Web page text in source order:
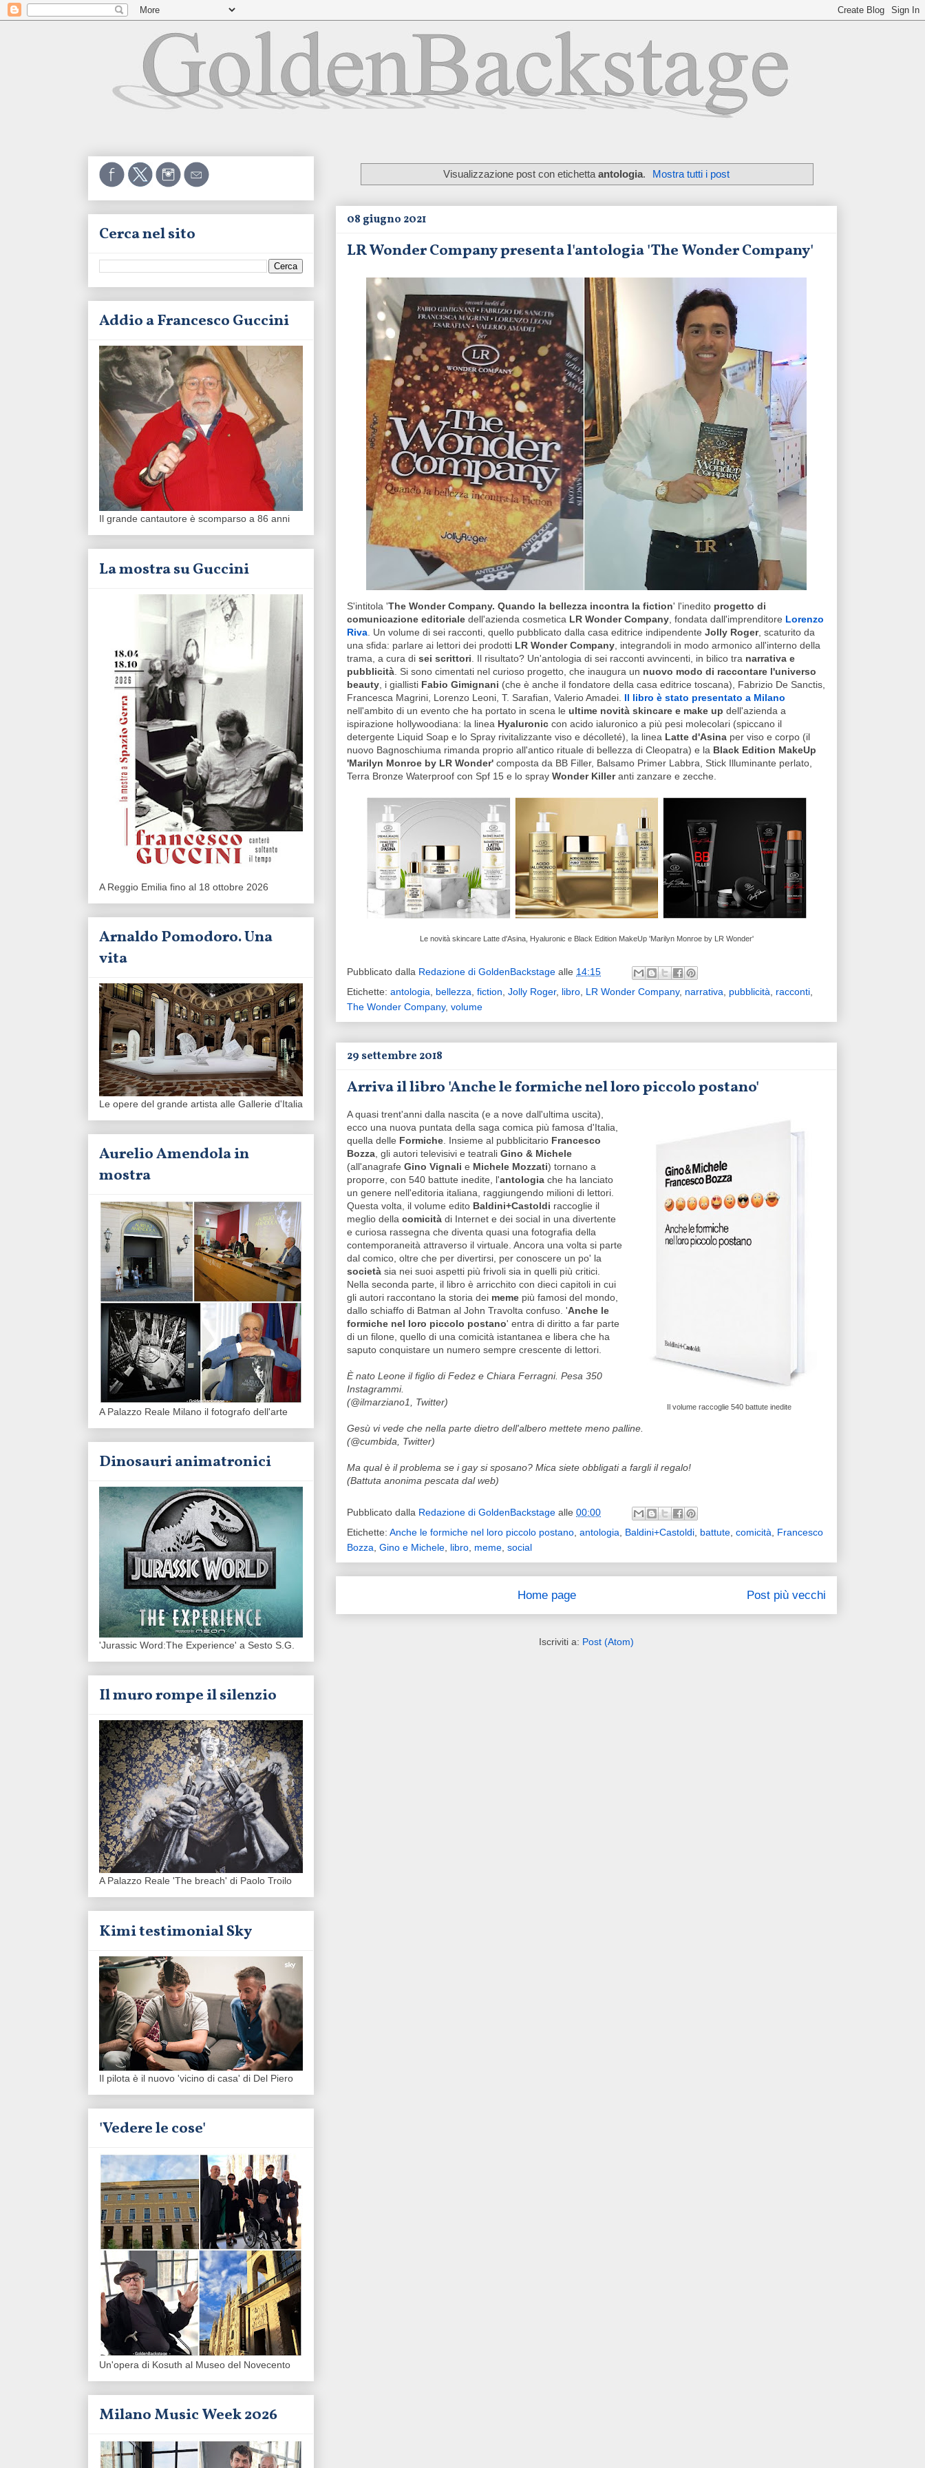
Visualizzazione post con etichetta antologia. Mostra tutti i post
08 giugno 2021
LR Wonder Company presenta l'antologia 'The Wonder Company'
S'intitola 'The Wonder Company. Quando la bellezza incontra la fiction' l'inedito progetto di
comunicazione editoriale dell'azienda cosmetica LR Wonder Company, fondata dall'imprenditore Lorenzo
Riva. Un volume di sei racconti, quello pubblicato dalla casa editrice indipendente Jolly Roger, scaturito da
una sfida: parlare ai lettori dei prodotti LR Wonder Company, integrandoli in modo armonico all'interno della
trama, a cura di sei scrittori. Il risultato? Un'antologia di sei racconti avvincenti, in bilico tra narrativa e
pubblicità. Si sono cimentati nel curioso progetto, che inaugura un nuovo modo di raccontare l'universo
beauty, i giallisti Fabio Gimignani (che è anche il fondatore della casa editrice toscana), Fabrizio De Sanctis,
Francesca Magrini, Lorenzo Leoni, T. Sarafian, Valerio Amadei. Il libro è stato presentato a Milano
nell'ambito di un evento che ha portato in scena le ultime novità skincare e make up dell'azienda a
ispirazione hollywoodiana: la linea Hyaluronic con acido ialuronico a più pesi molecolari (spiccano il
detergente Liquid Soap e lo Spray rivitalizzante viso e décolleté), la linea Latte d'Asina per viso e corpo (il
nuovo Bagnoschiuma rimanda proprio all'antico rituale di bellezza di Cleopatra) e la Black Edition MakeUp
'Marilyn Monroe by LR Wonder' composta da BB Filler, Balsamo Primer Labbra, Stick Illuminante perlato,
Terra Bronze Waterproof con Spf 15 e lo spray Wonder Killeranti zanzare e zecche.
Le novità skincare Latte d'Asina, Hyaluronic e Black Edition MakeUp 'Marilyn Monroe by LR Wonder'
Pubblicato dalla Redazione di GoldenBackstage alle 14:15
Etichette: antologia, bellezza, fiction, Jolly Roger, libro, LR Wonder Company, narrativa, pubblicità, racconti,
The Wonder Company, volume
29 settembre 2018
Arriva il libro 'Anche le formiche nel loro piccolo postano'
Il volume raccoglie 540 battute inedite
A quasi trent'anni dalla nascita (e a nove dall'ultima uscita),
ecco una nuova puntata della saga comica più famosa d'Italia,
quella delle Formiche. Insieme al pubblicitario Francesco
Bozza, gli autori televisivi e teatrali Gino & Michele
(all'anagrafe Gino Vignali e Michele Mozzati) tornano a
proporre, con 540 battute inedite, l'antologia che ha lanciato
un genere nell'editoria italiana, raggiungendo milioni di lettori.
Questa volta, il volume edito Baldini+Castoldi raccoglie il
meglio della comicità di Internet e dei social in una divertente
e curiosa rassegna che diventa quasi una fotografia della
contemporaneità attraverso il virtuale. Ancora una volta si parte
dal comico, oltre che per divertirsi, per conoscere un po' la
società sia nei suoi aspetti più frivoli sia in quelli più critici.
Nella seconda parte, il libro è arricchito con dieci capitoli in cui
gli autori raccontano la storia dei meme più famosi del mondo,
dallo schiaffo di Batman al John Travolta confuso. 'Anche le
formiche nel loro piccolo postano' entra di diritto a far parte
di un filone, quello di una comicità istantanea e libera che ha
saputo conquistare un numero sempre crescente di lettori.
È nato Leone il figlio di Fedez e Chiara Ferragni. Pesa 350
Instagrammi.
(@ilmarziano1, Twitter)
Gesù vi vede che nella parte dietro dell'albero mettete meno palline.
(@cumbida, Twitter)
Ma qual è il problema se i gay si sposano? Mica siete obbligati a fargli il regalo!
(Battuta anonima pescata dal web)
Pubblicato dalla Redazione di GoldenBackstage alle 00:00
Etichette: Anche le formiche nel loro piccolo postano, antologia, Baldini+Castoldi, battute, comicità, Francesco
Bozza, Gino e Michele, libro, meme, social
Post più vecchi
Home page
Iscriviti a: Post (Atom)
Cerca nel sito
Addio a Francesco Guccini
Il grande cantautore è scomparso a 86 anni
La mostra su Guccini
A Reggio Emilia fino al 18 ottobre 2026
Arnaldo Pomodoro. Una
vita
Le opere del grande artista alle Gallerie d'Italia
Aurelio Amendola in
mostra
A Palazzo Reale Milano il fotografo dell'arte
Dinosauri animatronici
'Jurassic Word:The Experience' a Sesto S.G.
Il muro rompe il silenzio
A Palazzo Reale 'The breach' di Paolo Troilo
Kimi testimonial Sky
Il pilota è il nuovo 'vicino di casa' di Del Piero
'Vedere le cose'
Un'opera di Kosuth al Museo del Novecento
Milano Music Week 2026